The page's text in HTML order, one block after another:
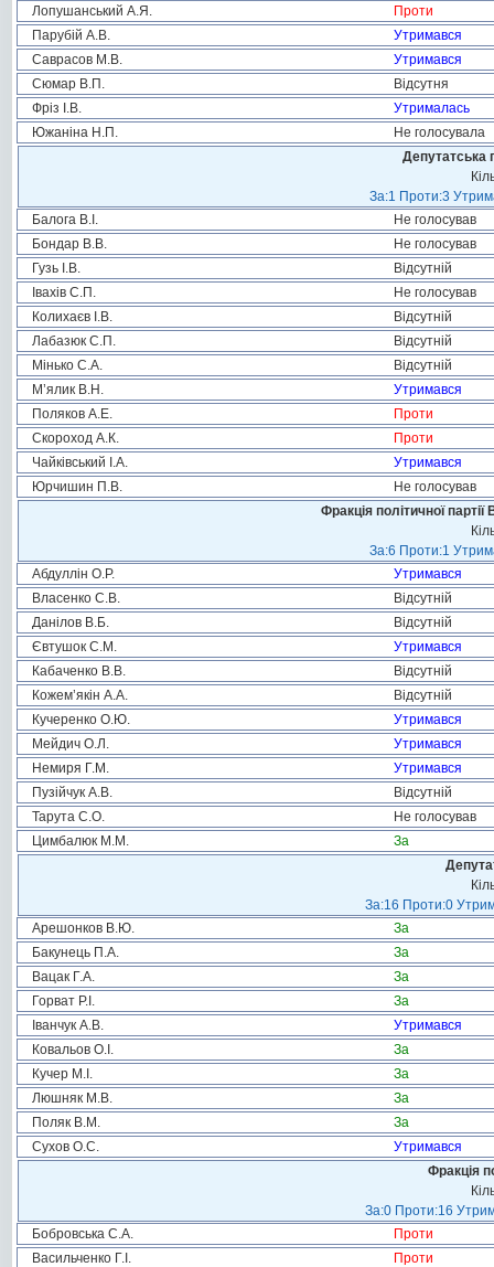
Лопушанський А.Я.
Проти
Парубій А.В.
Утримався
Саврасов М.В.
Утримався
Сюмар В.П.
Відсутня
Фріз І.В.
Утрималась
Южаніна Н.П.
Не голосувала
Депутатська
За:1 Проти:3
Балога В.І.
Не голосував
Бондар В.В.
Не голосував
Гузь І.В.
Відсутній
Івахів С.П.
Не голосував
Колихаєв І.В.
Відсутній
Лабазюк С.П.
Відсутній
Мінько С.А.
Відсутній
М’ялик В.Н.
Утримався
Поляков А.Е.
Проти
Скороход А.К.
Проти
Чайківський І.А.
Утримався
Юрчишин П.В.
Не голосував
Фракція політичної
За:6 Проти:1
Абдуллін О.Р.
Утримався
Власенко С.В.
Відсутній
Данілов В.Б.
Відсутній
Євтушок С.М.
Утримався
Кабаченко В.В.
Відсутній
Кожем’якін А.А.
Відсутній
Кучеренко О.Ю.
Утримався
Мейдич О.Л.
Утримався
Немиря Г.М.
Утримався
Пузійчук А.В.
Відсутній
Тарута С.О.
Не голосував
Цимбалюк М.М.
За
За:16 Проти:0
Арешонков В.Ю.
За
Бакунець П.А.
За
Вацак Г.А.
За
Горват Р.І.
За
Іванчук А.В.
Утримався
Ковальов О.І.
За
Кучер М.І.
За
Люшняк М.В.
За
Поляк В.М.
За
Сухов О.С.
Утримався
Фракція
За:0 Проти:16
Бобровська С.А.
Проти
Васильченко Г.І.
Проти